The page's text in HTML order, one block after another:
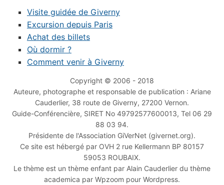
Visite guidée de Giverny
Excursion depuis Paris
Achat des billets
Où dormir ?
Comment venir à Giverny
Copyright © 2006 - 2018
Auteure, photographe et responsable de publication : Ariane
Cauderlier, 38 route de Giverny, 27200 Vernon.
Guide-Conférencière, SIRET No 49792577600013, Tel 06 29
88 03 94.
Présidente de l'Association GiVerNet (givernet.org).
Ce site est hébergé par OVH 2 rue Kellermann BP 80157
59053 ROUBAIX.
Le thème est un thème enfant par Alain Cauderlier du thème
academica par Wpzoom pour Wordpress.